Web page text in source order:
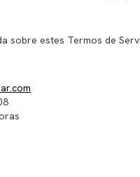
sobre estes Termos de